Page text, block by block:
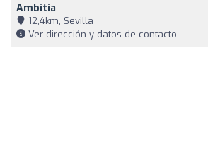
Ambitia
12,4km, Sevilla
Ver dirección y datos de contacto